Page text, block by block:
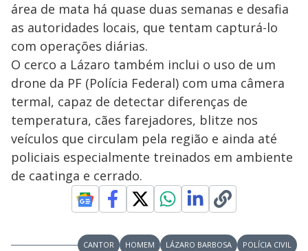
área de mata há quase duas semanas e desafia
as autoridades locais, que tentam capturá-lo
com operações diárias.
O cerco a Lázaro também inclui o uso de um
drone da PF (Polícia Federal) com uma câmera
termal, capaz de detectar diferenças de
temperatura, cães farejadores, blitze nos
veículos que circulam pela região e ainda até
policiais especialmente treinados em ambiente
de caatinga e cerrado.
CANTOR HOMEM LÁZARO BARBOSA
POLÍCIA CIVIL